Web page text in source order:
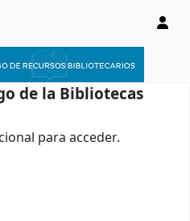
de la Bibliotecas
para acceder.